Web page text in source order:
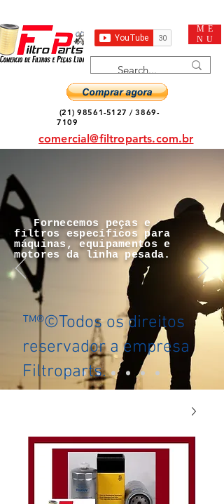
ME
NU
(21) 98561-5127 /3869-
7109
comercial@filtroparts.com.br
Fornecemos peças e
filtros específicos para
máquinas, equipamentos e
motores da linha pesada.
™®©Todos os direitos
reservador a empresa
Filtroparts.